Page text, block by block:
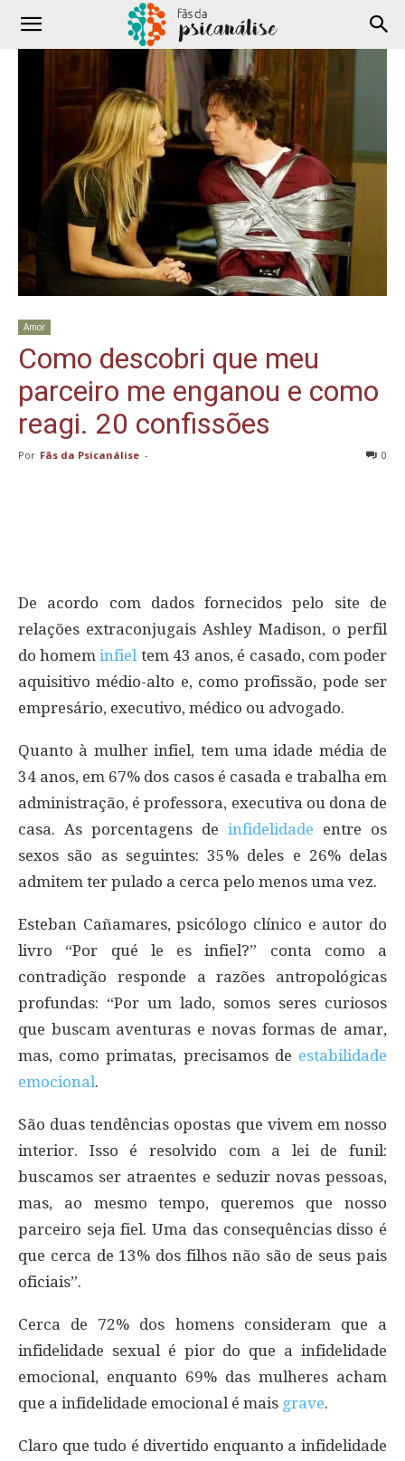
Amor
Como descobri que meu
parceiro me enganou e como
reagi. 20 confissões
Por Fãs da Psicanálise - 0
De acordo com dados fornecidos pelo site de
relações extraconjugais Ashley Madison, o perfil
do homeminfiel tem 43 anos, é casado, com poder
aquisitivo médio-alto e, como profissão, pode ser
empresário, executivo, médico ou advogado.
Quanto à mulher infiel, tem uma idade média de
34 anos, em 67% dos casos é casada e trabalha em
administração, é professora, executiva ou dona de
casa. As porcentagens de infidelidade entre os
sexos são as seguintes: 35% deles e 26% delas
admitem ter pulado a cerca pelo menos uma vez.
Esteban Cañamares, psicólogo clínico e autor do
livro “Por qué le es infiel?” conta como a
contradição responde a razões antropológicas
profundas: “Por um lado, somos seres curiosos
que buscam aventuras e novas formas de amar,
mas, como primatas, precisamos de estabilidade
emocional.
São duas tendências opostas que vivem em nosso
interior. Isso é resolvido com a lei de funil:
buscamos ser atraentes e seduzir novas pessoas,
mas, ao mesmo tempo, queremos que nosso
parceiro seja fiel. Uma das consequências disso é
que cerca de 13% dos filhos não são de seus pais
oficiais”.
Cerca de 72% dos homens consideram que a
infidelidade sexual é pior do que a infidelidade
emocional, enquanto 69% das mulheres acham
que a infidelidade emocional é mais grave.
Claro que tudo é divertido enquanto a infidelidade